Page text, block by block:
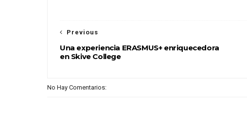
Previous
Una experiencia ERASMUS+ enriquecedora
en Skive College
No Hay Comentarios: